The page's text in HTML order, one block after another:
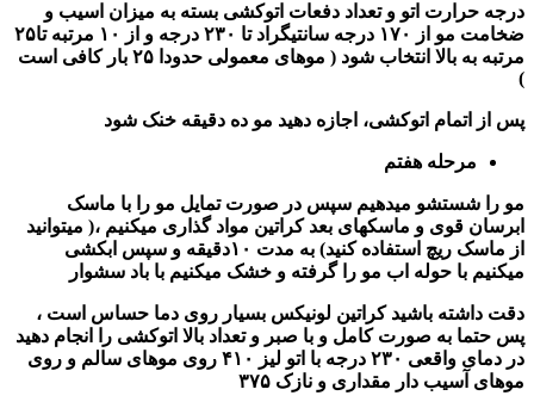
درجه حرارت اتو و تعداد دفعات اتوکشی بسته به میزان اسیب و
ضخامت مو از ۱۷۰ درجه سانتیگراد تا ۲۳۰ درجه و از ۱۰ مرتبه تا۲۵
مرتبه به بالا انتخاب شود ( موهای معمولی حدودا ۲۵ بار کافی است
)
پس از اتمام اتوکشی، اجازه دهید مو ده دقیقه خنک شود
مرحله هفتم
مو را شستشو میدهیم سپس در صورت تمایل مو را با ماسک
ابرسان قوی و ماسکهای بعد کراتین مواد گذاری میکنیم ،( میتوانید
از ماسک ریچ استفاده کنید) به مدت ١٠دقیقه و سپس ابکشی
میکنیم با حوله اب مو را گرفته و خشک میکنیم با باد سشوار
دقت داشته باشید کراتین لونیکس بسیار روی دما حساس است ،
پس حتما به صورت کامل و با صبر و تعداد بالا اتوکشی را انجام دهید
در دمای واقعی ۲۳۰ درجه با اتو لیز ۴۱۰ روی موهای سالم و روی
موهای آسیب دار مقداری و نازک ۳۷۵